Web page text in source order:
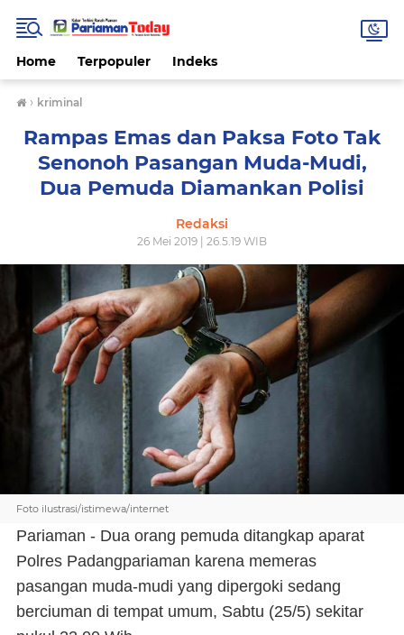
Home Terpopuler Indeks
› kriminal
Rampas Emas dan Paksa Foto Tak
Senonoh Pasangan Muda-Mudi,
Dua Pemuda Diamankan Polisi
Redaksi
26 Mei 2019 | 26.5.19 WIB
Foto ilustrasi/istimewa/internet
Pariaman - Dua orang pemuda ditangkap aparat
Polres Padangpariaman karena memeras
pasangan muda-mudi yang dipergoki sedang
berciuman di tempat umum, Sabtu (25/5) sekitar